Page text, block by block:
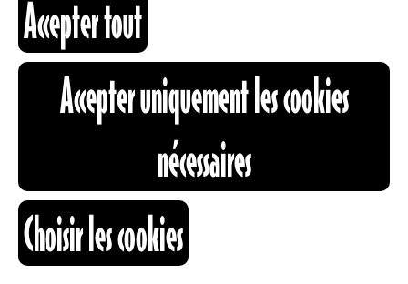
ABOS & TARIFS
INFORMATIONS
CARTOGRAPHIE
RECHERCHE
18h-20h La Baraque
20h-22h Gabrielle Kwarteng
NOUVEAU MONDE
22h-00h45 Cora
00h45-03h Alex Kassian
HORAIRES
Accepter tout
Accepter uniquement les cookies
nécessaires
Choisir les cookies